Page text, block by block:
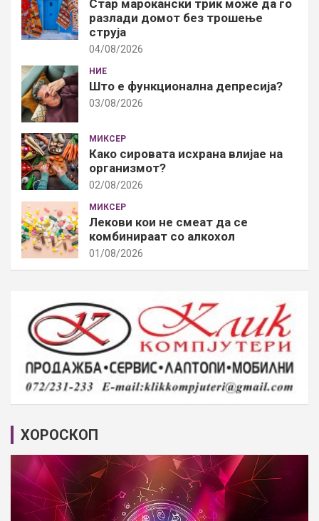
Стар марокански трик може да го
разлади домот без трошење
струја
04/08/2026
НИЕ
Што е функционална депресија?
03/08/2026
МИКСЕР
Како сировата исхрана влијае на
организмот?
02/08/2026
МИКСЕР
Лекови кои не смеат да се
комбинираат со алкохол
01/08/2026
ХОРОСКОП